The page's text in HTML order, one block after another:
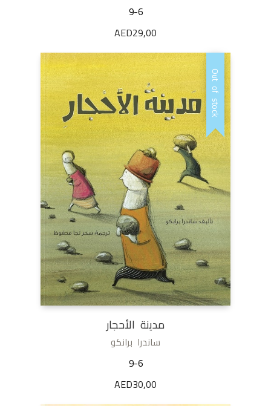
9-6
AED29,00
Out of stock
مدينة الأحجار
ساندرا برانكو
9-6
AED30,00